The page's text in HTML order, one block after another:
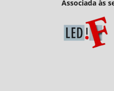
Associada às